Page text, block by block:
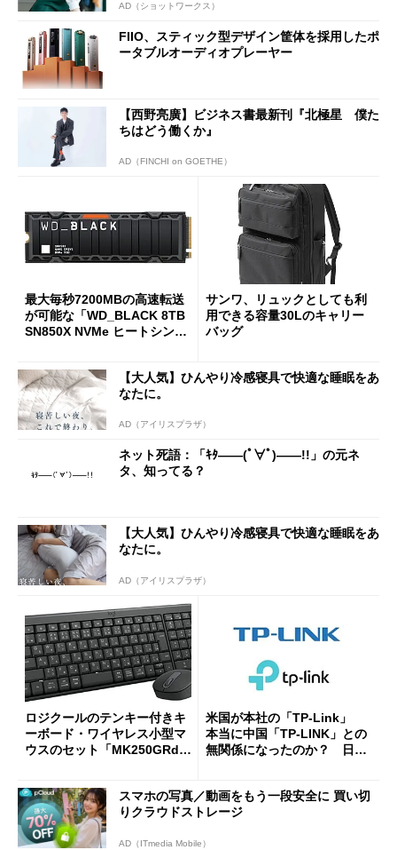
AD（ショットワークス）
FIIO、スティック型デザイン筐体を採用したポ
ータブルオーディオプレーヤー
【西野亮廣】ビジネス書最新刊『北極星 僕た
ちはどう働くか』
AD（FINCHI on GOETHE）
最大毎秒7200MBの高速転送
が可能な「WD_BLACK 8TB
SN850X NVMe ヒートシンク
サンワ、リュックとしても利
用できる容量30Lのキャリー
バッグ
【大人気】ひんやり冷感寝具で快適な睡眠をあ
なたに。
AD（アイリスプラザ）
ネット死語：「ｷﾀ――(ﾟ∀ﾟ)――!!」の元ネ
タ、知ってる？
【大人気】ひんやり冷感寝具で快適な睡眠をあ
なたに。
AD（アイリスプラザ）
ロジクールのテンキー付きキ
ーボード・ワイヤレス小型マ
ウスのセット「MK250GRd」
米国が本社の「TP-Link」
本当に中国「TP-LINK」との
無関係になったのか？ 日本
スマホの写真／動画をもう一段安全に 買い切
りクラウドストレージ
AD（ITmedia Mobile）